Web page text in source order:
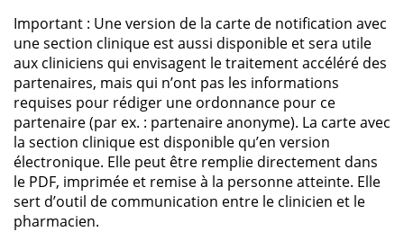
Important : Une version de la carte de notification avec
une section clinique est aussi disponible et sera utile
aux cliniciens qui envisagent le traitement accéléré des
partenaires, mais qui n’ont pas les informations
requises pour rédiger une ordonnance pour ce
partenaire (par ex. : partenaire anonyme). La carte avec
la section clinique est disponible qu’en version
électronique. Elle peut être remplie directement dans
le PDF, imprimée et remise à la personne atteinte. Elle
sert d’outil de communication entre le clinicien et le
pharmacien.